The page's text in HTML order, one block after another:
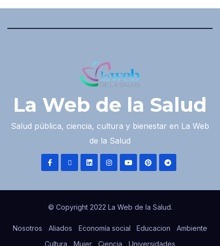
La Web de la Salud
Salud pública, ciencia, cultura y bienestar en La Web
de la Salud
© Copyright 2022 La Web de la Salud.
Nosotros Aliados Economía social Educacion
Ambiente
Cultura
Mujer Ciencia Universidades